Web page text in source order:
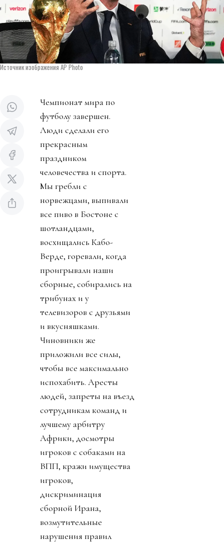
Источник изображения AP Photo
Чемпионат мира по
футболу завершен.
Люди сделали его
прекрасным
праздником
человечества и спорта.
Мы гребли с
норвежцами, выпивали
все пиво в Бостоне с
шотландцами,
восхищались Кабо-
Верде, горевали, когда
проигрывали наши
сборные, собирались на
трибунах и у
телевизоров с друзьями
и вкусняшками.
Чиновники же
приложили все силы,
чтобы все максимально
испохабить. Аресты
людей, запреты на въезд
сотрудникам команд и
лучшему арбитру
Африки, досмотры
игроков с собаками на
ВПП, кражи имущества
игроков,
дискриминация
сборной Ирана,
возмутительные
нарушения правил